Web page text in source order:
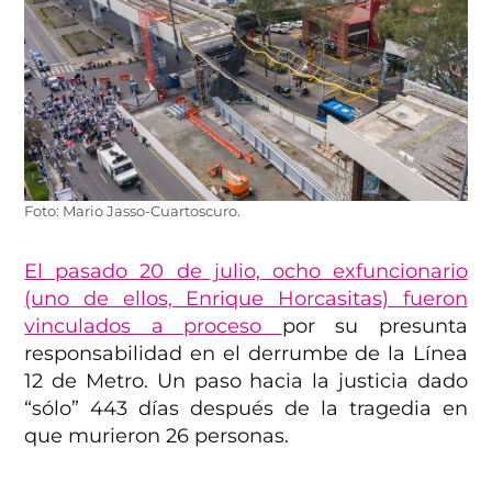
Foto: Mario Jasso-Cuartoscuro.
El pasado 20 de julio, ocho exfuncionario
(uno de ellos, Enrique Horcasitas) fueron
vinculados a proceso por su presunta
responsabilidad en el derrumbe de la Línea
12 de Metro. Un paso hacia la justicia dado
“sólo” 443 días después de la tragedia en
que murieron 26 personas.